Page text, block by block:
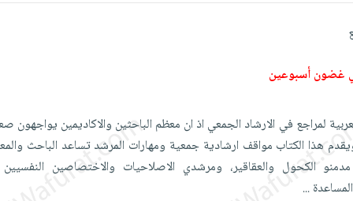
غضون أسبوعين
لمراجع في الارشاد الجمعي اذ ان معظم الباحثين والاكاديمين يواجهون
هذا الكتاب مواقف ارشادية جمعية ومهارات المرشد تساعد الباحث
الكحول والعقاقير، ومرشدي الاصلاحيات والاختصاصين النفسيين
...